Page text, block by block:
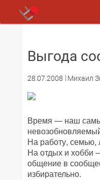
Выгода
28.07.2008 Михаил
Время — наш
На работу,
На отдых и хобби
общение в
избирательно.